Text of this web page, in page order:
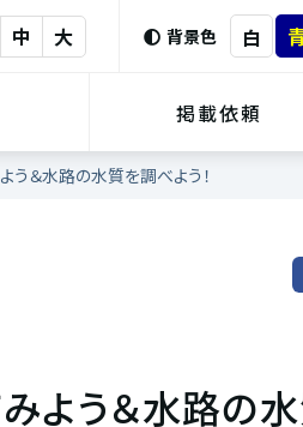
中 大 背景色 白
掲載依頼
＆水路の水質を調べよう！
う＆水路の水